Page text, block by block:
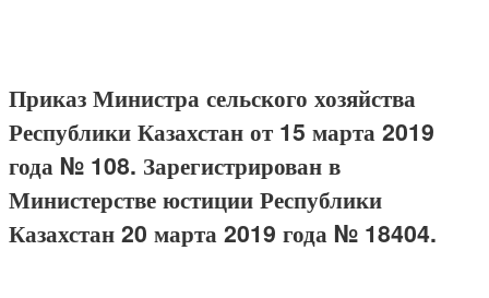
Приказ Министра сельского хозяйства
Республики Казахстан от 15 марта 2019
года № 108. Зарегистрирован в
Министерстве юстиции Республики
Казахстан 20 марта 2019 года № 18404.